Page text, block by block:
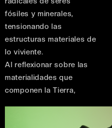
fósiles y minerales,
tensionando las
estructuras materiales de
lo viviente.
Al reflexionar sobre las
materialidades que
componen la Tierra,
y las tecnologías